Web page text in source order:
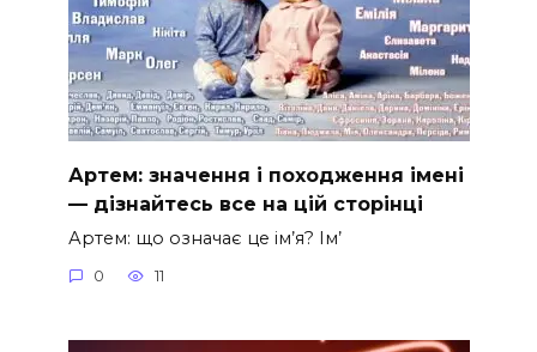
Артем: значення і походження імені
— дізнайтесь все на цій сторінці
Артем: що означає це ім’я? Ім’
0 11